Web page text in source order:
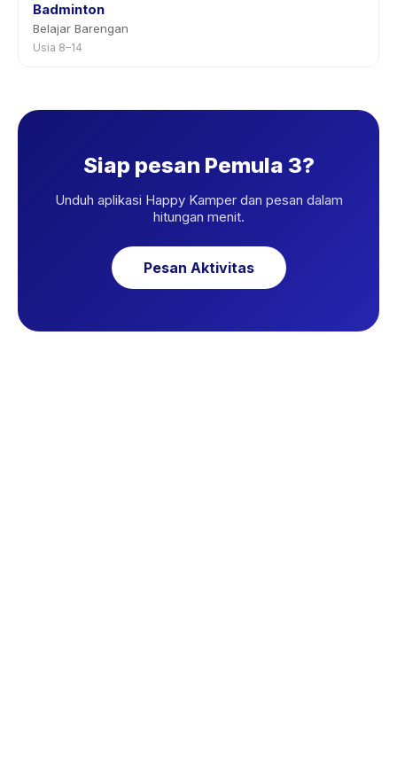
Badminton
Belajar Barengan
Usia 8–14
Siap pesan Pemula 3?
Unduh aplikasi Happy Kamper dan pesan dalam
hitungan menit.
Pesan Aktivitas